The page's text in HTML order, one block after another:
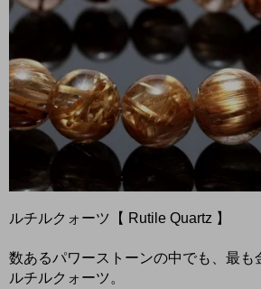
ルチルクォーツ【 Rutile Quartz 】
数あるパワーストーンの中でも、最も
ルチルクォーツ。